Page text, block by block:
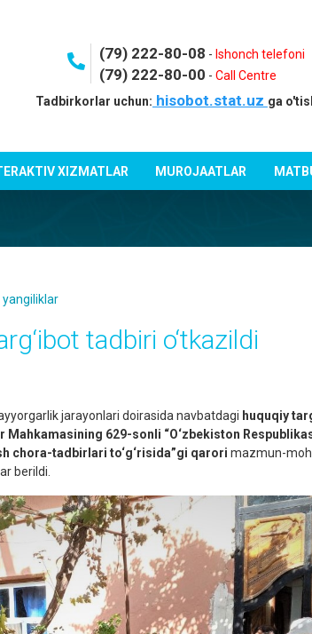
(79) 222-80-08 - Ishonch telefoni
(79) 222-80-00 -Call Centre
Tadbirkorlar uchun: hisobot.stat.uz ga
XIZMATLAR MUROJAATLAR
yangiliklar
tadbiri o‘tkazildi
jarayonlari doirasida navbatdagi huquqiy
Mahkamasining 629-sonli “O‘zbekiston
chora-tadbirlari to‘g‘risida”gi qarori mazmun-
berildi.